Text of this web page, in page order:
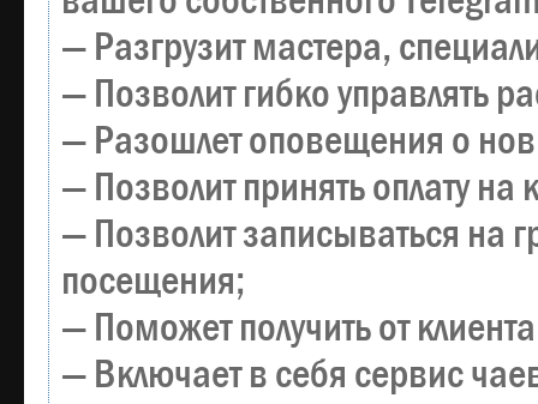
— Разгрузит мастера,
— Позволит гибко управлять
— Разошлет оповещения о
— Позволит принять оплату
— Позволит записываться на
посещения;
— Поможет получить от
— Включает в себя сервис